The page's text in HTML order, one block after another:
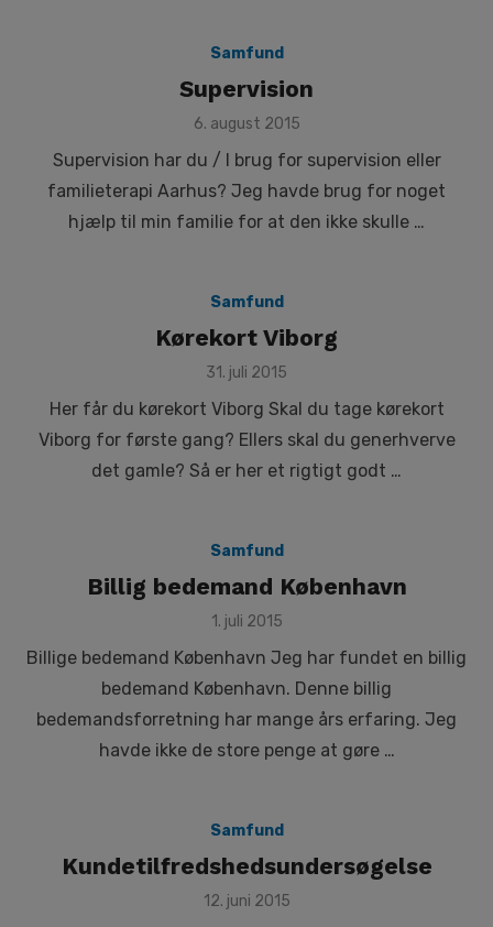
Samfund
Supervision
Posted
6. august 2015
Supervision har du / I brug for supervision eller
familieterapi Aarhus? Jeg havde brug for noget
hjælp til min familie for at den ikke skulle …
Samfund
Kørekort Viborg
Posted
31. juli 2015
Her får du kørekort Viborg Skal du tage kørekort
Viborg for første gang? Ellers skal du generhverve
det gamle? Så er her et rigtigt godt …
Samfund
Billig bedemand København
Posted
1. juli 2015
Billige bedemand København Jeg har fundet en billig
bedemand København. Denne billig
bedemandsforretning har mange års erfaring. Jeg
havde ikke de store penge at gøre …
Samfund
Kundetilfredshedsundersøgelse
Posted
12. juni 2015